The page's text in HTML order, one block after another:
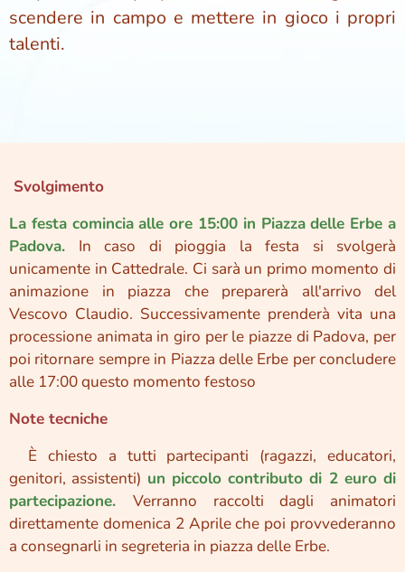
scendere in campo e mettere in gioco i propri
talenti.
Svolgimento
La festa comincia alle ore 15:00 in Piazza delle Erbe a
Padova. In caso di pioggia la festa si svolgerà
unicamente in Cattedrale. Ci sarà un primo momento di
animazione in piazza che preparerà all'arrivo del
Vescovo Claudio. Successivamente prenderà vita una
processione animata in giro per le piazze di Padova, per
poi ritornare sempre in Piazza delle Erbe per concludere
alle 17:00 questo momento festoso
Note tecniche
➡️È chiesto a tutti partecipanti (ragazzi, educatori,
genitori, assistenti) un piccolo contributo di 2 euro di
partecipazione. Verranno raccolti dagli animatori
direttamente domenica 2 Aprile che poi provvederanno
a consegnarli in segreteria in piazza delle Erbe.